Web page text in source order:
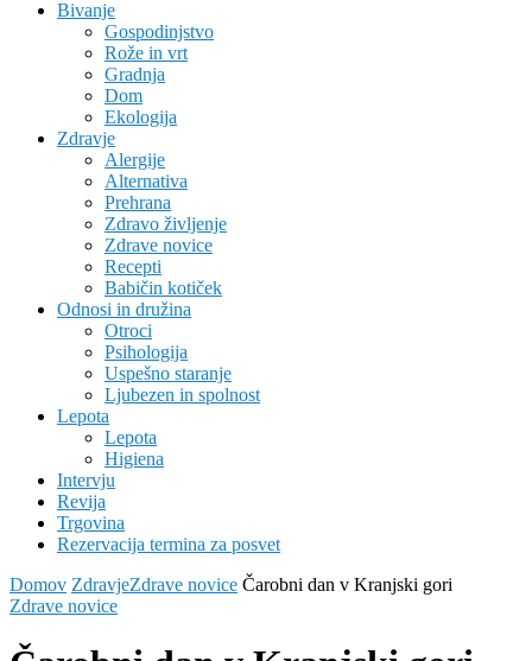
Bivanje
Gospodinjstvo
Rože in vrt
Gradnja
Dom
Ekologija
Zdravje
Alergije
Alternativa
Prehrana
Zdravo življenje
Zdrave novice
Recepti
Babičin kotiček
Odnosi in družina
Otroci
Psihologija
Uspešno staranje
Ljubezen in spolnost
Lepota
Lepota
Higiena
Intervju
Revija
Trgovina
Rezervacija termina za posvet
Domov ZdravjeZdrave novice Čarobni dan v Kranjski gori
Zdrave novice